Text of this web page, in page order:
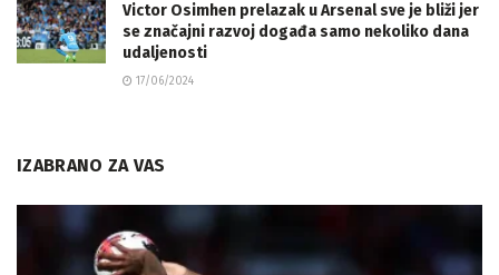
Victor Osimhen prelazak u Arsenal sve je bliži jer
se značajni razvoj događa samo nekoliko dana
udaljenosti
17/06/2024
IZABRANO ZA VAS